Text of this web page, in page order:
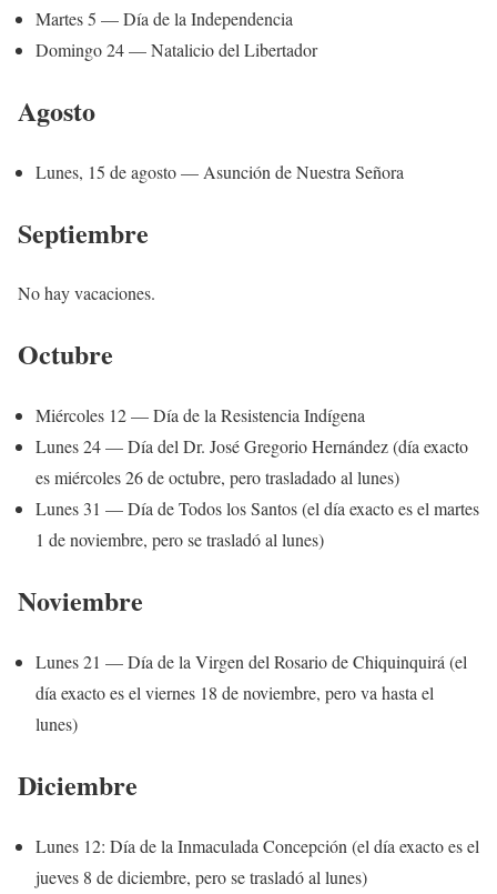
Martes 5 — Día de la Independencia
Domingo 24 — Natalicio del Libertador
Agosto
Lunes, 15 de agosto — Asunción de Nuestra Señora
Septiembre
No hay vacaciones.
Octubre
Miércoles 12 — Día de la Resistencia Indígena
Lunes 24 — Día del Dr. José Gregorio Hernández (día exacto
es miércoles 26 de octubre, pero trasladado al lunes)
Lunes 31 — Día de Todos los Santos (el día exacto es el martes
1 de noviembre, pero se trasladó al lunes)
Noviembre
Lunes 21 — Día de la Virgen del Rosario de Chiquinquirá (el
día exacto es el viernes 18 de noviembre, pero va hasta el
lunes)
Diciembre
Lunes 12: Día de la Inmaculada Concepción (el día exacto es el
jueves 8 de diciembre, pero se trasladó al lunes)